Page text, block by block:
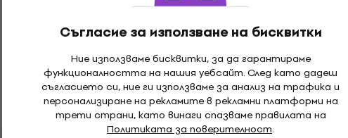
Съгласие за използване на бисквитки
Ние използваме бисквитки, за да гарантираме
функционалността на нашия уебсайт. След като дадеш
съгласието си, ние ги използваме за анализ на трафика и
персонализиране на рекламите в рекламни платформи на
трети страни, като винаги спазваме правилата на
Политиката за поверителност.
66,10 €
129,28 лв